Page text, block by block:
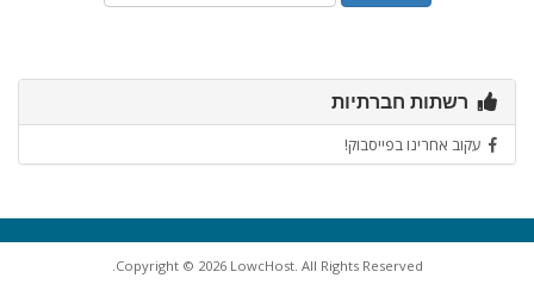
רשתות חברתיות
עקוב אחרינו בפייסבוק!
Copyright © 2026 LowcHost. All Rights Reserved.